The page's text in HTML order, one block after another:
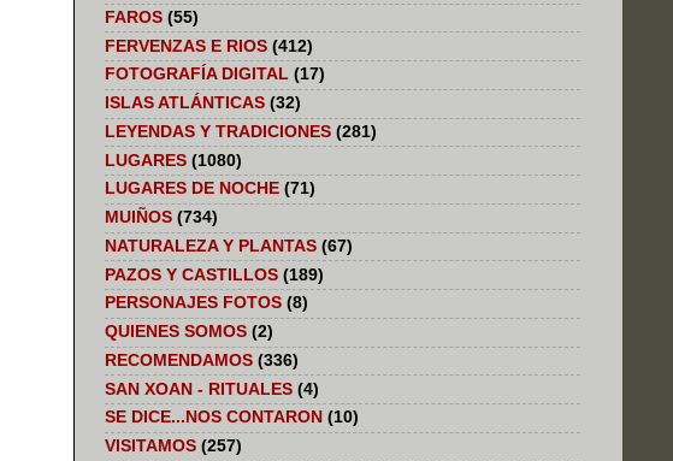
FAROS (55)
FERVENZAS E RIOS (412)
FOTOGRAFÍA DIGITAL (17)
ISLAS ATLÁNTICAS (32)
LEYENDAS Y TRADICIONES (281)
LUGARES (1080)
LUGARES DE NOCHE (71)
MUIÑOS (734)
NATURALEZA Y PLANTAS (67)
PAZOS Y CASTILLOS (189)
PERSONAJES FOTOS (8)
QUIENES SOMOS (2)
RECOMENDAMOS (336)
SAN XOAN - RITUALES (4)
SE DICE...NOS CONTARON (10)
VISITAMOS (257)